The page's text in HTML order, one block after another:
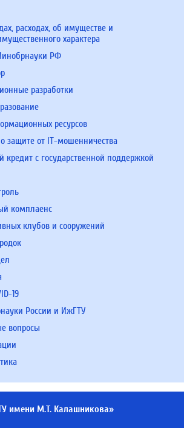
расходах, об имуществе и
характера
РФ
разработки
ресурсов
защите от IT-мошенничества
кредит с государственной поддержкой
комплаенс
клубов и сооружений
19
России и ИжГТУ
вопросы
имени М.Т. Калашникова»